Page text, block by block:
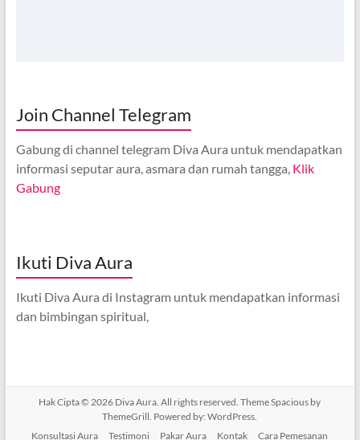
Join Channel Telegram
Gabung di channel telegram Diva Aura untuk mendapatkan
informasi seputar aura, asmara dan rumah tangga, Klik
Gabung
Ikuti Diva Aura
Ikuti Diva Aura di Instagram untuk mendapatkan informasi
dan bimbingan spiritual,
Hak Cipta © 2026 Diva Aura . All rights reserved. ThemeSpacious by
ThemeGrill. Powered by:WordPress
Konsultasi Aura
Testimoni Pakar Aura Kontak Cara Pemesanan